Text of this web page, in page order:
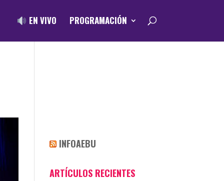
EN VIVO PROGRAMACIÓN
INFOAEBU
ARTÍCULOS RECIENTES